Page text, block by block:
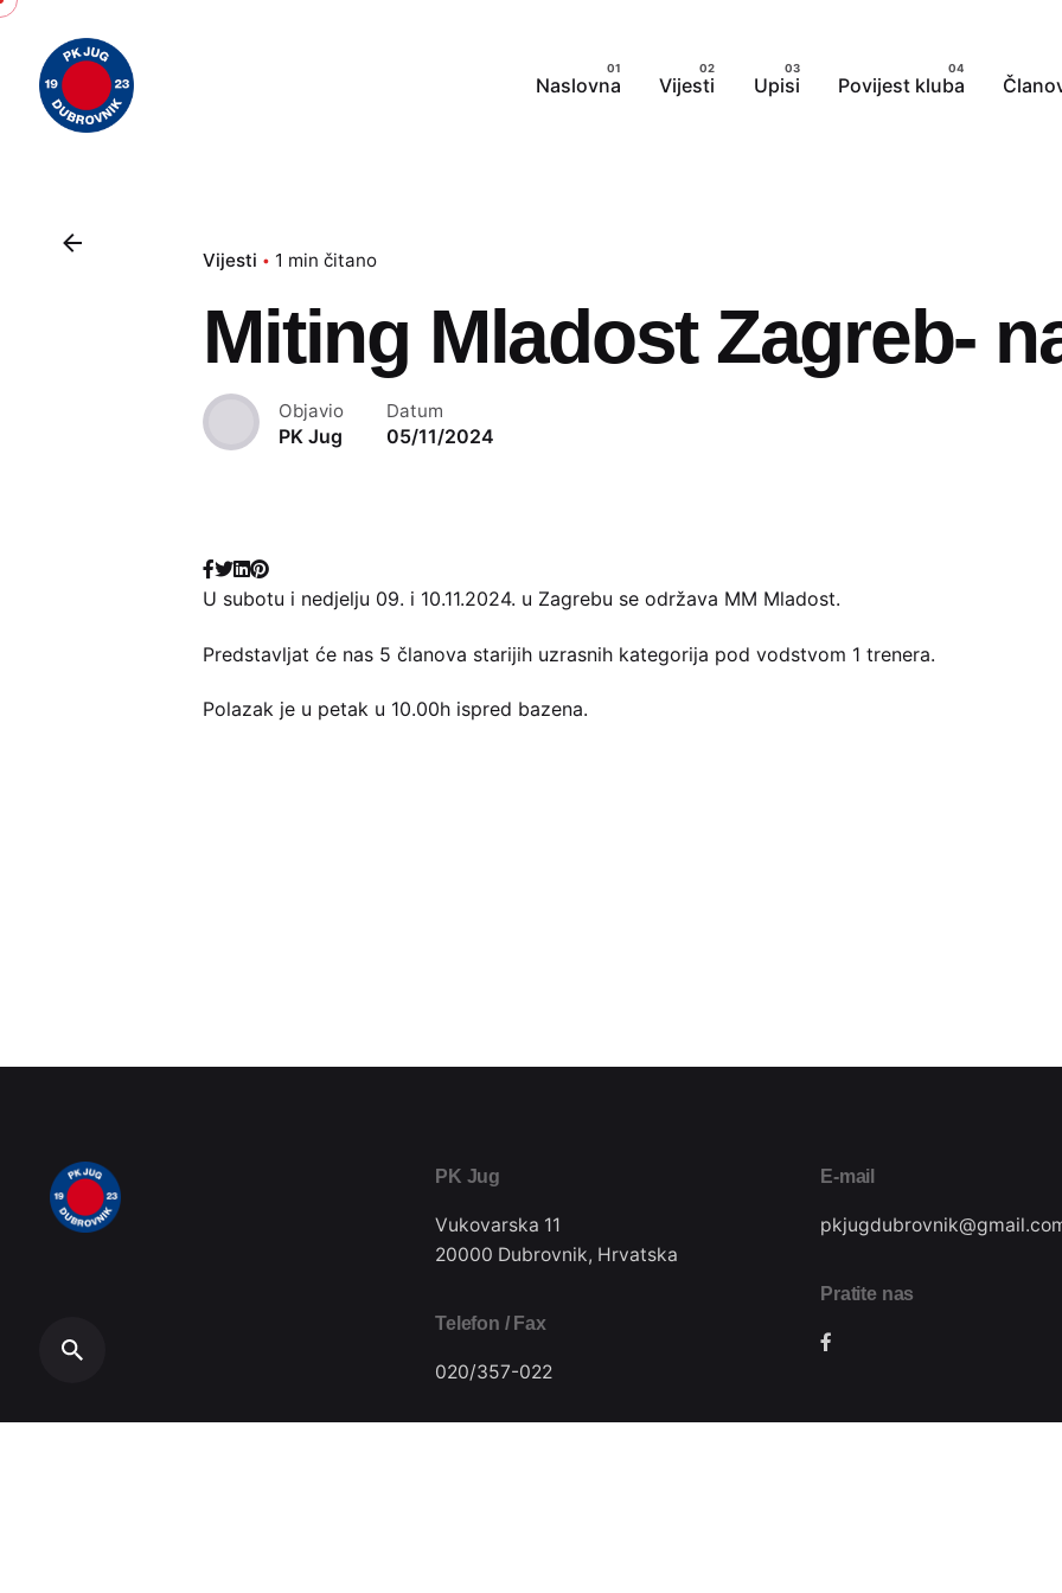
Skip
content
Naslovna Vijesti Upisi Povijest kluba
Vijesti 1 min čitano
Miting Mladost Zagreb-
Objavio
PK Jug
Datum
05/11/2024
U subotu i nedjelju 09. i 10.11.2024. u Zagrebu se održava MM Mladost.
Predstavljat će nas 5 članova starijih uzrasnih kategorija pod vodstvom 1 trenera.
Polazak je u petak u 10.00h ispred bazena.
PK Jug
Vukovarska 11
20000 Dubrovnik, Hrvatska
Telefon / Fax
020/357-022
E-mail
Pratite nas